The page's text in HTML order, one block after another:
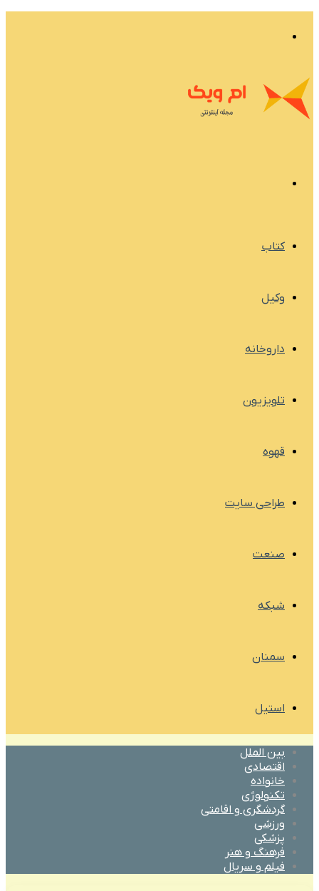
پوسته
کتاب
وکیل
داروخانه
تلویزیون
قهوه
طراحی سایت
صنعت
شبکه
سمنان
استیل
بین الملل
اقتصادی
خانواده
تکنولوژی
گردشگری و اقامتی
ورزشی
پزشکی
فرهنگ و هنر
فیلم و سریال